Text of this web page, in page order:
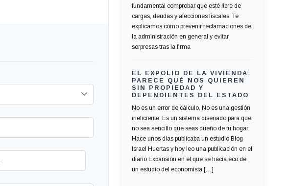
fundamental comprobar que esté libre de
cargas, deudas y afecciones fiscales. Te
explicamos cómo prevenir reclamaciones de
la administración en general y evitar
sorpresas tras la firma
EL EXPOLIO DE LA VIVIENDA:
PARECE QUÉ NOS QUIEREN
SIN PROPIEDAD Y
DEPENDIENTES DEL ESTADO
No es un error de cálculo. No es una gestión
ineficiente. Es un sistema diseñado para que
no sea sencillo que seas dueño de tu hogar.
Hace unos días publicaba un estudio Blog
Israel Huertas y hoy leo una publicación en el
diario Expansión en el que se hacía eco de
un estudio del economista […]